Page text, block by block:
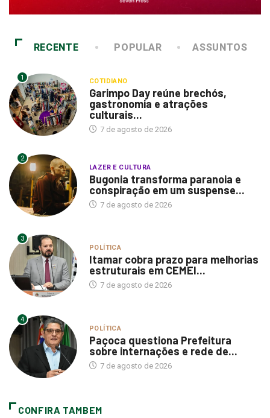
RECENTE POPULAR ASSUNTOS
1 COTIDIANO
Garimpo Day reúne brechós,
gastronomia e atrações
culturais...
7 de agosto de 2026
2
LAZER E CULTURA
Bugonia transforma paranoia e
conspiração em um suspense...
7 de agosto de 2026
3
POLÍTICA
Itamar cobra prazo para melhorias
estruturais em CEMEI...
7 de agosto de 2026
4
POLÍTICA
Paçoca questiona Prefeitura
sobre internações e rede de...
7 de agosto de 2026
CONFIRA TAMBEM